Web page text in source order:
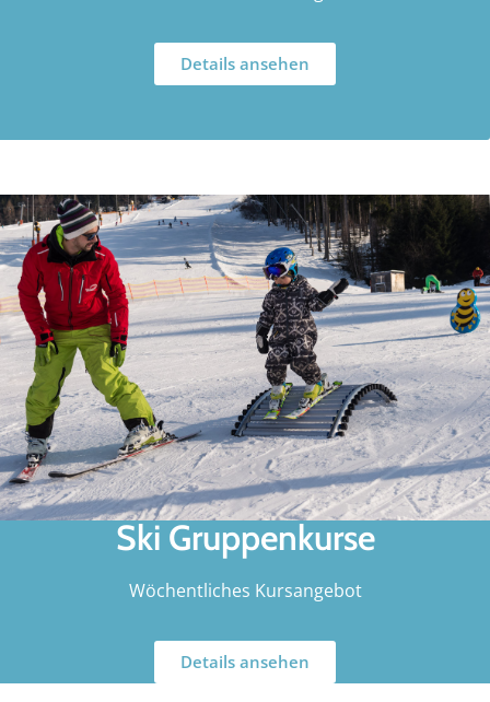
Details ansehen
Ski Gruppenkurse
Wöchentliches Kursangebot
Details ansehen